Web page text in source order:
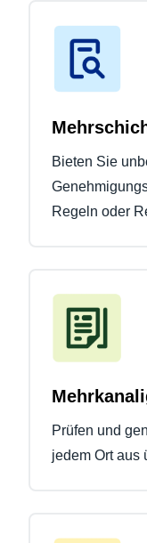
Bieten Sie
Regeln oder
Prüfen und
jedem Ort aus